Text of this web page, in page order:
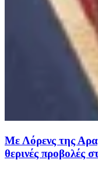
Με Λόρενς της
θερινές